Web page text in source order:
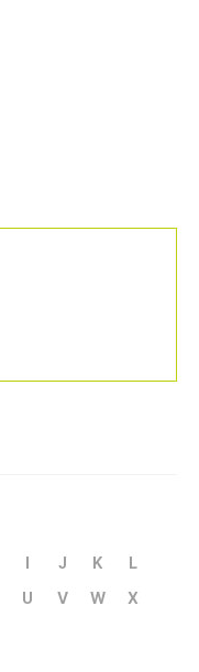
I J K
L
U V W
X